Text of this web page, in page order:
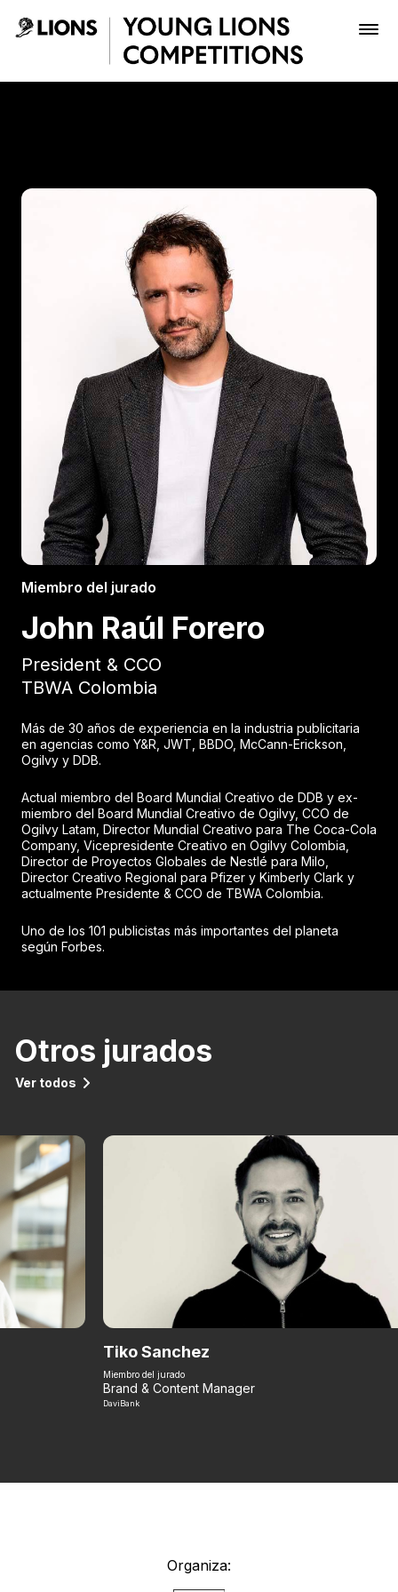
Saltar al contenido principal
Inscribir
Boletería
Miembro del jurado
John Raúl Forero
President & CCO
TBWA Colombia
Más de 30 años de experiencia en la industria publicitaria
en agencias como Y&R, JWT, BBDO, McCann-Erickson,
Ogilvy y DDB.
Actual miembro del Board Mundial Creativo de DDB y ex-
miembro del Board Mundial Creativo de Ogilvy, CCO de
Ogilvy Latam, Director Mundial Creativo para The Coca-Cola
Company, Vicepresidente Creativo en Ogilvy Colombia,
Director de Proyectos Globales de Nestlé para Milo,
Director Creativo Regional para Pfizer y Kimberly Clark y
actualmente Presidente & CCO de TBWA Colombia.
Uno de los 101 publicistas más importantes del planeta
según Forbes.
Otros jurados
Ver todos
Tiko Sanchez
Miembro del jurado
Brand & Content Manager
DaviBank
Organiza: